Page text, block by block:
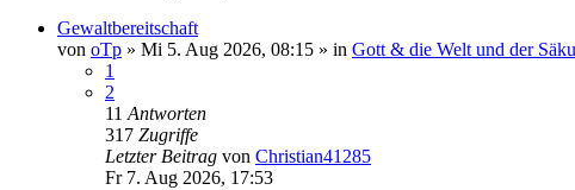
Gewaltbereitschaft
von oTp » Mi 5. Aug 2026, 08:15 » in Gott & die Welt und der
1
2
11 Antworten
317 Zugriffe
Letzter Beitrag von Christian41285
Fr 7. Aug 2026, 17:53